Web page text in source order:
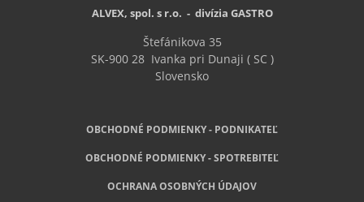
ALVEX, spol. s r.o. - divízia GASTRO
Štefánikova 35
SK-900 28Ivanka pri Dunaji ( SC )
Slovensko
OBCHODNÉ PODMIENKY - PODNIKATEĽ
OBCHODNÉ PODMIENKY - SPOTREBITEĽ
OCHRANA OSOBNÝCH ÚDAJOV